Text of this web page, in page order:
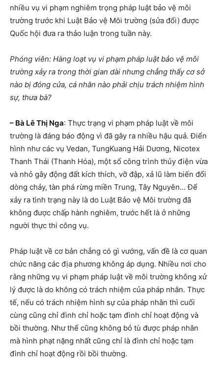
nhiều vụ vi phạm nghiêm trọng pháp luật bảo vệ môi
trường trước khi Luật Bảo vệ Môi trường (sửa đổi) được
Quốc hội đưa ra thảo luận trong tuần này.
Phóng viên: Hàng loạt vụ vi phạm pháp luật bảo vệ môi
trường xảy ra trong thời gian dài nhưng chẳng thấy cơ sở
nào bị đóng cửa, cá nhân nào phải chịu trách nhiệm hình
sự, thưa bà?
– Bà Lê Thị Nga: Thực trạng vi phạm pháp luật về môi
trường là đáng báo động vì đã gây ra nhiều hậu quả. Điển
hình như các vụ Vedan, TungKuang Hải Dương, Nicotex
Thanh Thái (Thanh Hóa), một số công trình thủy điện vừa
và nhỏ gây động đất kích thích, vỡ đập, xả lũ làm biến đổi
dòng chảy, tàn phá rừng miền Trung, Tây Nguyên… Để
xảy ra tình trạng này là do Luật Bảo vệ Môi trường đã
không được chấp hành nghiêm, trước hết là ở những
người thực thi công vụ.
Pháp luật về cơ bản chẳng có gì vướng, vấn đề là cơ quan
chức năng các địa phương không áp dụng. Nhiều nơi cho
rằng những vụ vi phạm pháp luật về môi trường không xử
lý được là do không có trách nhiệm của pháp nhân. Thực
tế, nếu có trách nhiệm hình sự của pháp nhân thì cuối
cùng cũng chỉ đình chỉ hoặc tạm đình chỉ hoạt động và
bồi thường. Như thế cũng không bỏ tù được pháp nhân
mà hình phạt nặng nhất cũng chỉ là đình chỉ hoặc tạm
đình chỉ hoạt động rồi bồi thường.